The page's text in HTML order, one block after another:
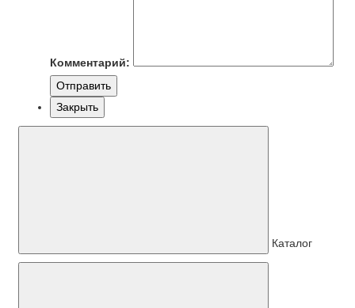
Комментарий:
Отправить
Закрыть
Каталог